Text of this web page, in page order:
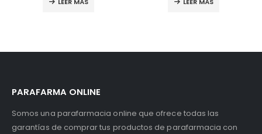
LEER MÁS LEER MÁS
PARAFARMA ONLINE
Somos una parafarmacia online que ofrece todas las
garantías de comprar tus productos de parafarmacia con